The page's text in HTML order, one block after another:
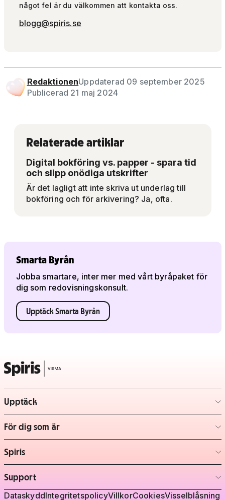
något fel är du välkommen att kontakta oss.
blogg@spiris.se
RedaktionenUppdaterad 09 september 2025
Publicerad 21 maj 2024
Relaterade artiklar
Digital bokföring vs. papper - spara tid
och slipp onödiga utskrifter
Är det lagligt att inte skriva ut underlag till
bokföring och för arkivering? Ja, ofta.
Smarta Byrån
Jobba smartare, inter mer med vårt byråpaket för
dig som redovisningskonsult.
Upptäck Smarta Byrån
Upptäck
– klicka för att expandera lista
För dig som är
– klicka för att expandera lista
Spiris
– klicka för att expandera lista
Support
– klicka för att expandera lista
DataskyddIntegritetspolicyVillkorCookiesVisselblåsning